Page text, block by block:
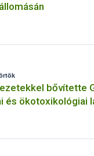
bővítette
és ökotoxikológiai